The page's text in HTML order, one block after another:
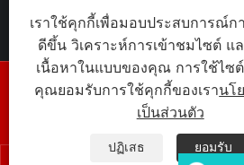
ลิขสิทธิ์ ©2025 Guang Dong-
Printing Co., LTD. สง
Sitemap RSS | XML
ส่วนตัว |
เราใช้คุกกี้เพื่อมอบประสบการณ์ก
ดีขึ้น วิเคราะห์การเข้าชมไซต์ แ
เนื้อหาในแบบของคุณ การใช้ไซ
คุณยอมรับการใช้คุกกี้ของเรานโ
เป็นส่วนตัว
ปฏิเสธ ยอมรับ